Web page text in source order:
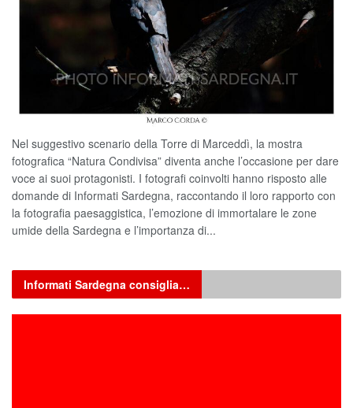
Nel suggestivo scenario della Torre di Marceddì, la mostra
fotografica “Natura Condivisa” diventa anche l’occasione per dare
voce ai suoi protagonisti. I fotografi coinvolti hanno risposto alle
domande di Informati Sardegna, raccontando il loro rapporto con
la fotografia paesaggistica, l’emozione di immortalare le zone
umide della Sardegna e l’importanza di...
Informati Sardegna consiglia…